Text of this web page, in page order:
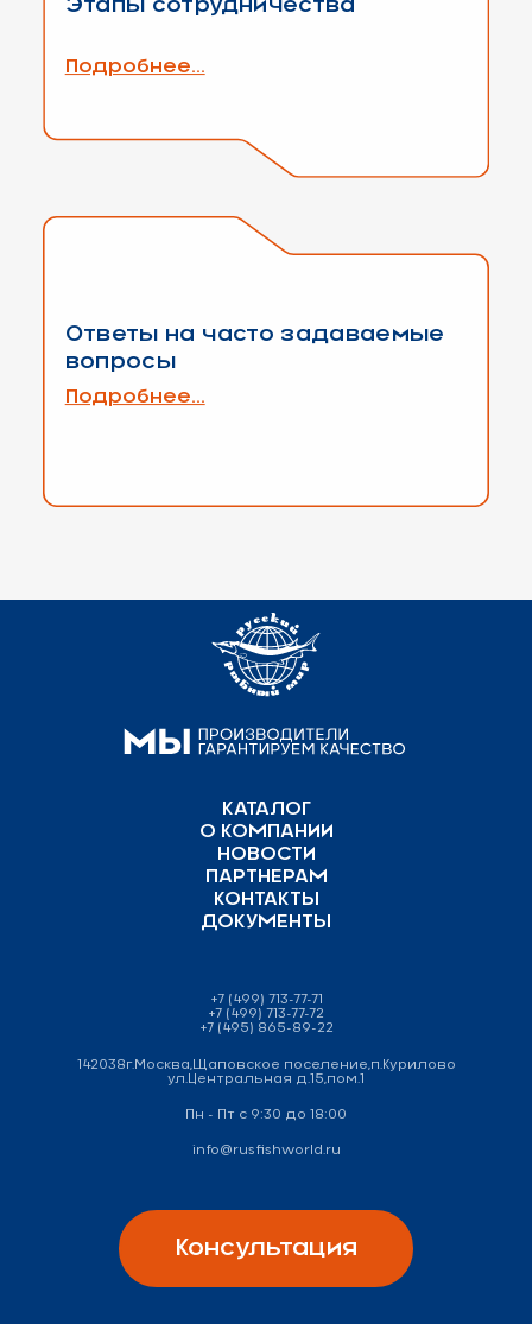
Этапы сотрудничества
Подробнее...
Ответы на часто задаваемые
вопросы
Подробнее...
КАТАЛОГ
О КОМПАНИИ
НОВОСТИ
ПАРТНЕРАМ
КОНТАКТЫ
ДОКУМЕНТЫ
+7 (499) 713-77-71
+7 (499) 713-77-72
+7 (495) 865-89-22
142038г.Москва,Щаповское поселение,п.Курилово
ул.Центральная д.15,пом.1
Пн - Пт с 9:30 до 18:00
info@rusfishworld.ru
Консультация